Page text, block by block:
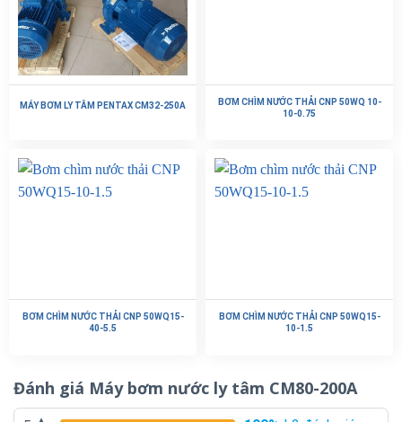
MÁY BƠM LY TÂM PENTAX CM32-250A
BƠM CHÌM NƯỚC THẢI CNP 50WQ 10-
10-0.75
BƠM CHÌM NƯỚC THẢI CNP 50WQ15-
40-5.5
BƠM CHÌM NƯỚC THẢI CNP 50WQ15-
10-1.5
Đánh giá Máy bơm nước ly tâm CM80-200A